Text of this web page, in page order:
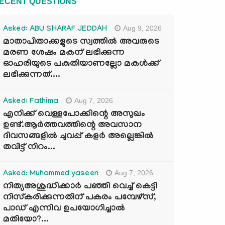
Asked: ABU SHARAF JEDDAH Aug 9, 2026
മാതാപിതാക്കളുടെ സ്വത്തിൽ അവരുടെ
മരണ ശേഷം മകന് ലഭിക്കുന്ന
ഓഹരിയുടെ പകുതിയാണല്ലോ മകൾക്ക്
ലഭിക്കുന്നത്....
Asked: Fathima Aug 7, 2026
എനിക്ക് വെള്ളപോക്കിന്റെ അസുഖം
ഉണ്ട്.ആർത്തവത്തിന്റെ അവസാന
ദിവസങ്ങളിൽ ചുവപ്പ് കളർ അല്ലെങ്കിൽ
തവിട്ട് നിറം...
Asked: Muhammed yaseen Aug 7, 2026
നിത്യഅശുദ്ധിക്കാർ പഞ്ഞി വെച്ച് കെട്ടി
നിസ്കരിക്കുന്നതിന് പകരം പമ്പേഴ്സ്,
പാഡ് എന്നിവ ഉപയോഗിച്ചാൽ
മതിയോ?...